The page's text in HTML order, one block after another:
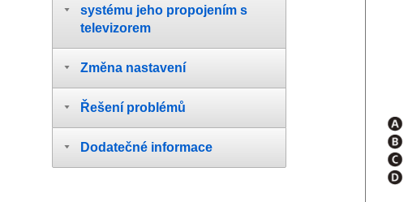
systému jeho propojením s
televizorem
Změna nastavení
Řešení problémů
Dodatečné informace